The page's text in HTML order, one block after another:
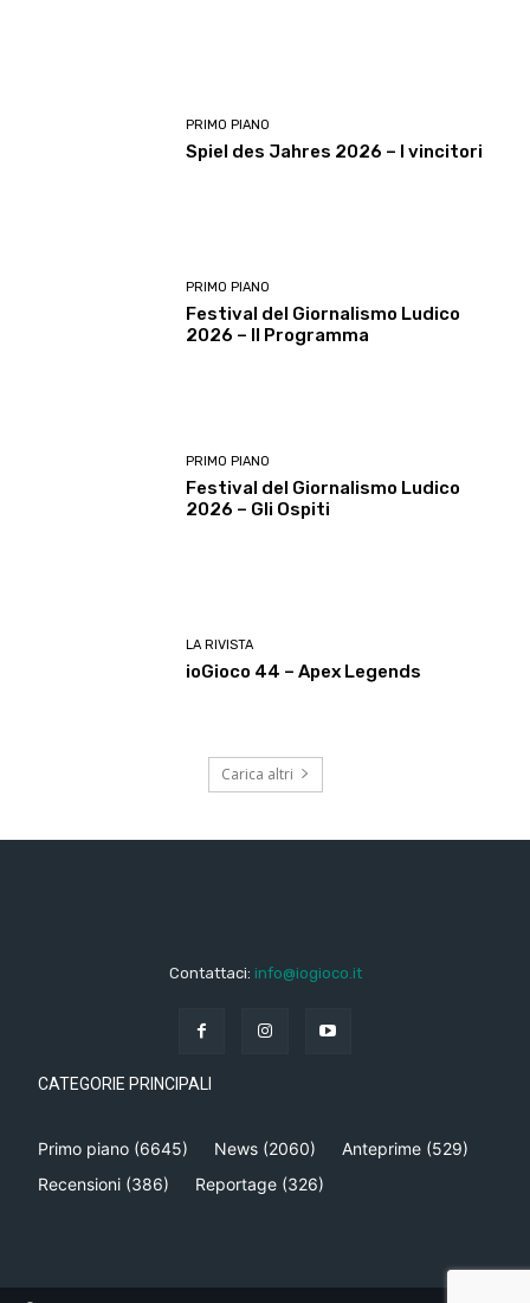
PRIMO PIANO
Spiel des Jahres 2026 – I vincitori
PRIMO PIANO
Festival del Giornalismo Ludico
2026 – Il Programma
PRIMO PIANO
Festival del Giornalismo Ludico
2026 – Gli Ospiti
LA RIVISTA
ioGioco 44 – Apex Legends
Carica altri
Contattaci: info@iogioco.it
CATEGORIE PRINCIPALI
Primo piano (6645) News (2060) Anteprime (529)
Recensioni (386) Reportage (326)